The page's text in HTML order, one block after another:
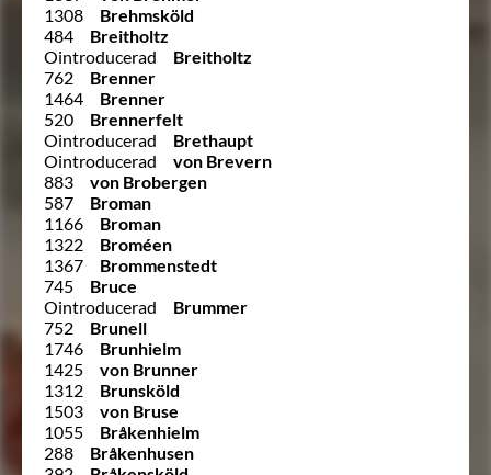
1308
Brehmsköld
484
Breitholtz
Ointroducerad
Breitholtz
762
Brenner
1464
Brenner
520
Brennerfelt
Ointroducerad
Brethaupt
Ointroducerad
von Brevern
883
von Brobergen
587
Broman
1166
Broman
1322
Broméen
1367
Brommenstedt
745
Bruce
Ointroducerad
Brummer
752
Brunell
1746
Brunhielm
1425
von Brunner
1312
Brunsköld
1503
von Bruse
1055
Bråkenhielm
288
Bråkenhusen